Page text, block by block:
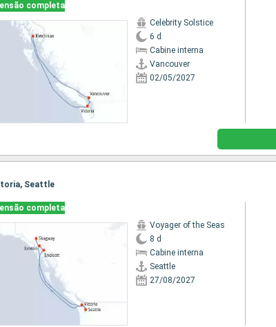
completa
Celebrity Solstice
6 d
Cabine interna
Vancouver
02/05/2027
Seattle
completa
Voyager of the Seas
8 d
Cabine interna
Seattle
27/08/2027